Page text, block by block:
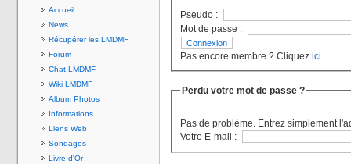
Accueil
News
Récupérer les LMDMF
Forum
Chat LMDMF
Wiki LMDMF
Album Photos
Informations
Liens Web
Sondages
Livre d'Or
Pseudo :
Mot de passe :
Pas encore membre ? Cliquez ici.
Perdu votre mot de passe ?
Pas de problème. Entrez simplement
Votre E-mail :